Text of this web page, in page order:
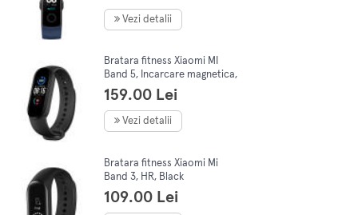
Vezi detalii
Bratara fitness Xiaomi MI
Band 5, Incarcare magnetica,
Negru
159.00 Lei
Vezi detalii
Bratara fitness Xiaomi Mi
Band 3, HR, Black
109.00 Lei